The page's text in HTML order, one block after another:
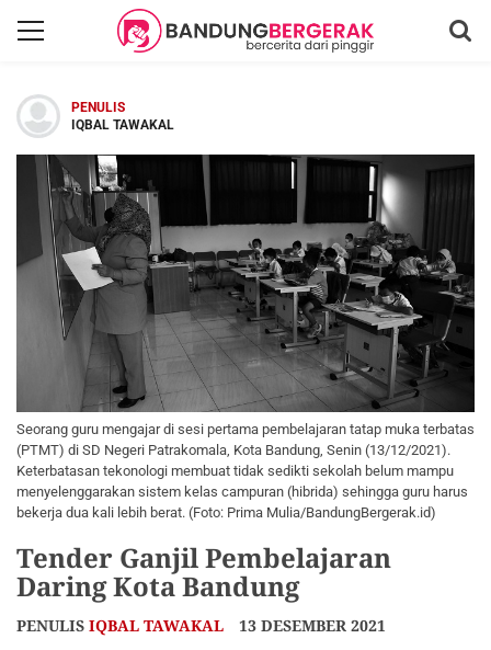
PENULIS
IQBAL TAWAKAL
Seorang guru mengajar di sesi pertama pembelajaran tatap muka terbatas
(PTMT) di SD Negeri Patrakomala, Kota Bandung, Senin (13/12/2021).
Keterbatasan tekonologi membuat tidak sedikti sekolah belum mampu
menyelenggarakan sistem kelas campuran (hibrida) sehingga guru harus
bekerja dua kali lebih berat. (Foto: Prima Mulia/BandungBergerak.id)
Tender Ganjil Pembelajaran
Daring Kota Bandung
PENULIS IQBAL TAWAKAL 13 DESEMBER 2021